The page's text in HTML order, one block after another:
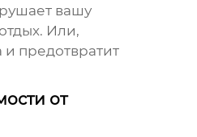
вашу
Или,
и предотвратит
от